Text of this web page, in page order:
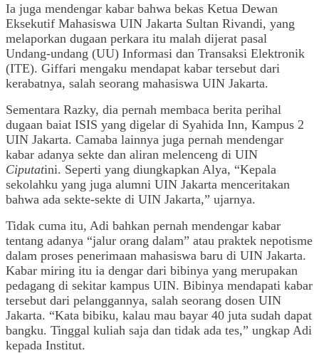
Ia juga mendengar kabar bahwa bekas Ketua Dewan
Eksekutif Mahasiswa UIN Jakarta Sultan Rivandi, yang
melaporkan dugaan perkara itu malah dijerat pasal
Undang-undang (UU) Informasi dan Transaksi Elektronik
(ITE). Giffari mengaku mendapat kabar tersebut dari
kerabatnya, salah seorang mahasiswa UIN Jakarta.
Sementara Razky, dia pernah membaca berita perihal
dugaan baiat ISIS yang digelar di Syahida Inn, Kampus 2
UIN Jakarta. Camaba lainnya juga pernah mendengar
kabar adanya sekte dan aliran melenceng di UIN
Ciputatini. Seperti yang diungkapkan Alya, “Kepala
sekolahku yang juga alumni UIN Jakarta menceritakan
bahwa ada sekte-sekte di UIN Jakarta,” ujarnya.
Tidak cuma itu, Adi bahkan pernah mendengar kabar
tentang adanya “jalur orang dalam” atau praktek nepotisme
dalam proses penerimaan mahasiswa baru di UIN Jakarta.
Kabar miring itu ia dengar dari bibinya yang merupakan
pedagang di sekitar kampus UIN. Bibinya mendapati kabar
tersebut dari pelanggannya, salah seorang dosen UIN
Jakarta. “Kata bibiku, kalau mau bayar 40 juta sudah dapat
bangku. Tinggal kuliah saja dan tidak ada tes,” ungkap Adi
kepada Institut.